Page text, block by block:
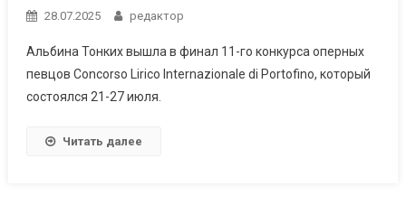
28.07.2025 редактор
Альбина Тонких вышла в финал 11-го конкурса оперных
певцов Concorso Lirico Internazionale di Portofino, который
состоялся 21-27 июля.
Читать далее